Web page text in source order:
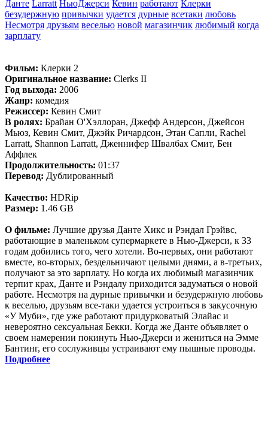
Данте Larratt НьюДжерси Кевин работают Клерки
безудержную привычки удается дурные всетаки любовь
Несмотря друзьям веселью новой магазинчик любимый когда
зарплату
Фильм: Клерки 2
Оригинальное название: Clerks II
Год выхода: 2006
Жанр: комедия
Режиссер: Кевин Смит
В ролях: Брайан О'Хэллоран, Джефф Андерсон, Джейсон
Мьюз, Кевин Смит, Джэйк Ричардсон, Этан Сапли, Rachel
Larratt, Shannon Larratt, Дженнифер Швалбах Смит, Бен
Аффлек
Продолжительность: 01:37
Перевод: Дублированный
Качество: HDRip
Размер: 1.46 GB
О фильме: Лучшие друзья Данте Хикс и Рэндал Грэйвс,
работающие в маленьком супермаркете в Нью-Джерси, к 33
годам добились того, чего хотели. Во-первых, они работают
вместе, во-вторых, бездельничают целыми днями, а в-третьих,
получают за это зарплату. Но когда их любимый магазинчик
терпит крах, Данте и Рэндалу приходится задуматься о новой
работе. Несмотря на дурные привычки и безудержную любовь
к веселью, друзьям все-таки удается устроиться в закусочную
«У Муби», где уже работают придурковатый Элайас и
невероятно сексуальная Бекки. Когда же Данте объявляет о
своем намерении покинуть Нью-Джерси и жениться на Эмме
Бантинг, его сослуживцы устраивают ему пышные проводы.
Подробнее